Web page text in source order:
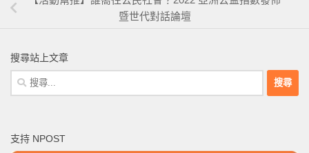
暨世代對話論壇
搜尋站上文章
搜
尋
字:
支持 NPOST